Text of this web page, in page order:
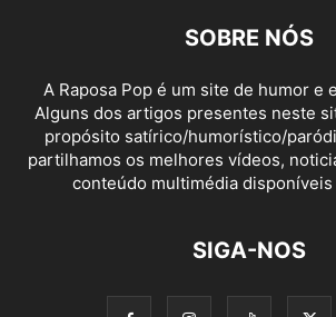
SOBRE NÓS
A Raposa Pop é um site de humor e
Alguns dos artigos presentes neste
propósito satírico/humorístico/
partilhamos os melhores vídeos,
conteúdo multimédia
SIGA-NOS